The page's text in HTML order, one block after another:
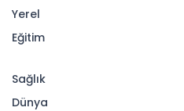
Yerel
Eğitim
Sağlık
Dünya